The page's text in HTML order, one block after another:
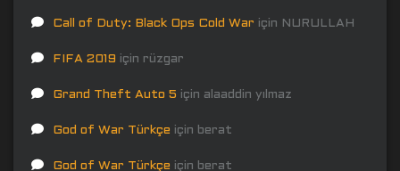
Call of Duty: Black Ops Cold War için NURULLAH
FIFA 2019 için rüzgar
Grand Theft Auto 5 için alaaddin yılmaz
God of War Türkçe için berat
God of War Türkçe için berat